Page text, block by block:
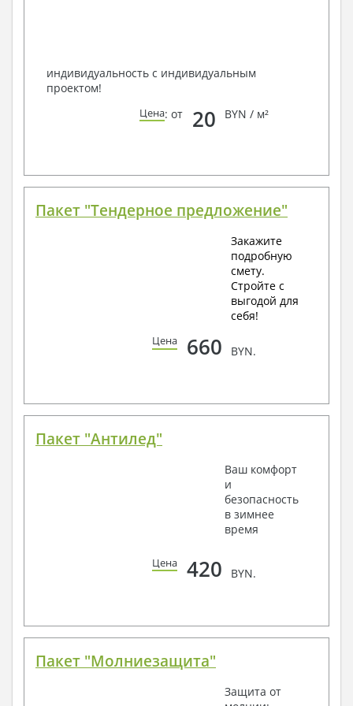
индивидуальность с индивидуальным
проектом!
Цена: от 20 BYN / м²
Пакет "Тендерное предложение"
Закажите
подробную
смету.
Стройте с
выгодой для
себя!
Цена 660 BYN.
Пакет "Антилед"
Ваш комфорт
и
безопасность
в зимнее
время
Цена 420 BYN.
Пакет "Молниезащита"
Защита от